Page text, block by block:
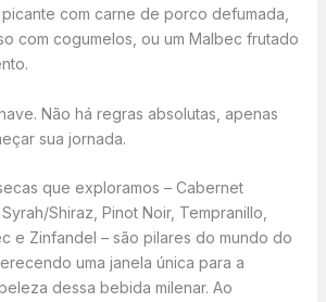
com carne de porco defumada,
com cogumelos, ou um Malbec frutado
Não há regras absolutas, apenas
sua jornada.
que exploramos – Cabernet
Shiraz, Pinot Noir, Tempranillo,
e Zinfandel – são pilares do mundo do
uma janela única para a
dessa bebida milenar. Ao